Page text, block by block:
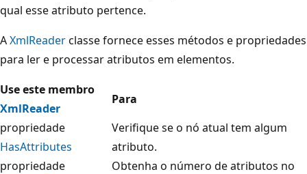
qual esse atributo pertence.
AXmlReaderclasse fornece esses métodos e propriedades
para ler e processar atributos em elementos.
Use este membro
XmlReader
Para
propriedade
HasAttributes
Verifique se o nó atual tem algum
atributo.
propriedade
Obtenha o número de atributos no